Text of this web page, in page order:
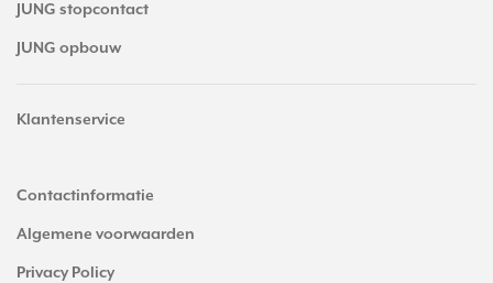
JUNG stopcontact
JUNG opbouw
Klantenservice
Contactinformatie
Algemene voorwaarden
Privacy Policy